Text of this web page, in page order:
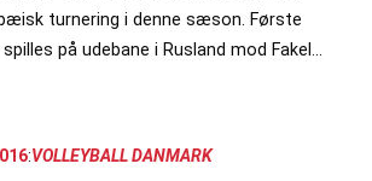
turnering i denne sæson. Første
på udebane i Rusland mod Fakel…
:VOLLEYBALL DANMARK